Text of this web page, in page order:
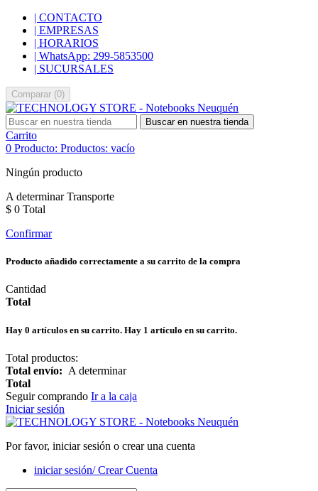
| CONTACTO
| EMPRESAS
| HORARIOS
| WhatsApp: 299-5853500
| SUCURSALES
Comparar (0)
Buscar en nuestra tienda
Carrito
0 Producto: Productos: vacío
Ningún producto
A determinarTransporte
$ 0 Total
Confirmar
Producto añadido correctamente a su carrito de la compra
Cantidad
Total
Hay 0 artículos en su carrito. Hay 1 artículo en su carrito.
Total productos:
Total envío: A determinar
Total
Seguir comprando Ir a la caja
Iniciar sesión
Por favor, iniciar sesión o crear una cuenta
iniciar sesión/ Crear Cuenta